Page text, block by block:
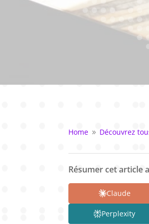
Home 9 Découvrez
Résumer cet article
Claude
Perplexity